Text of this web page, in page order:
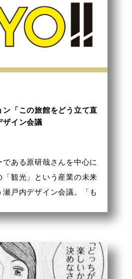
「この旅館をどう立て直
イン会議
ある原研哉さんを中心に
観光」という産業の未来
戸内デザイン会議。「も
について議論している本で
館を立て直すプランを提案
ィという構成になっていま